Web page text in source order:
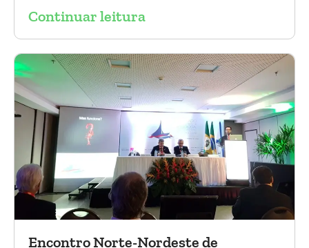
experiência nacional e mundial com esta
Daniel Benitti e à direita Dr. Carlos Alberto
Fernandes Costa)
Continuar leitura
Encontro Norte-Nordeste de